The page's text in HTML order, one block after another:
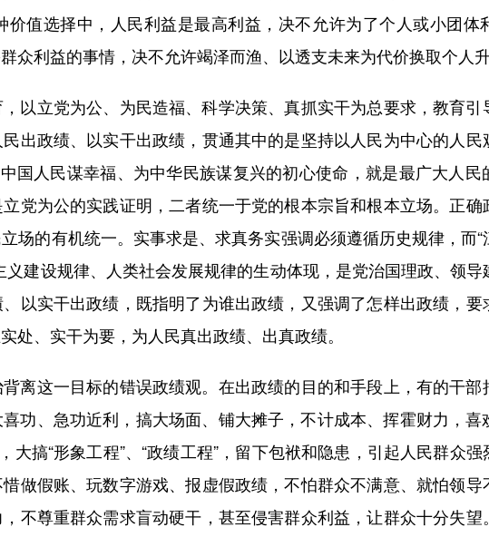
值选择中，人民利益是最高利益，决不允许为了个人或小团体
众利益的事情，决不允许竭泽而渔、以透支未来为代价换取个人升
立党为公、为民造福、科学决策、真抓实干为总要求，教育引
出政绩、以实干出政绩，贯通其中的是坚持以人民为中心的人民
国人民谋幸福、为中华民族谋复兴的初心使命，就是最广大人民
党为公的实践证明，二者统一于党的根本宗旨和根本立场。正确
场的有机统一。实事求是、求真务实强调必须遵循历史规律，而“
建设规律、人类社会发展规律的生动体现，是党治国理政、领导
以实干出政绩，既指明了为谁出政绩，又强调了怎样出政绩，要
处、实干为要，为人民真出政绩、出真政绩。
这一目标的错误政绩观。在出政绩的目的和手段上，有的干部
功、急功近利，搞大场面、铺大摊子，不计成本、挥霍财力，喜
大搞“形象工程”、“政绩工程”，留下包袱和隐患，引起人民群众
做假账、玩数字游戏、报虚假政绩，不怕群众不满意、就怕领导
不尊重群众需求盲动硬干，甚至侵害群众利益，让群众十分失望